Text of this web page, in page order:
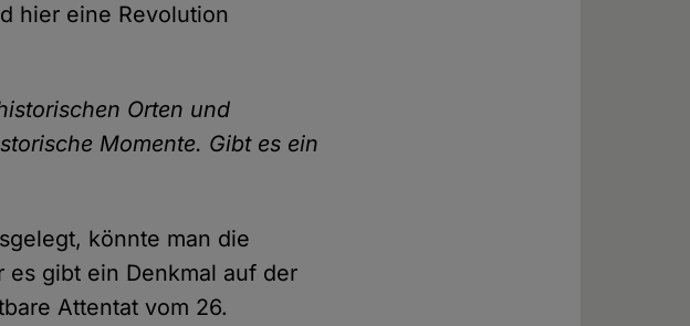
hier eine Revolution
Orten und
Momente. Gibt es ein
könnte man die
es gibt ein Denkmal auf der
Attentat vom 26.